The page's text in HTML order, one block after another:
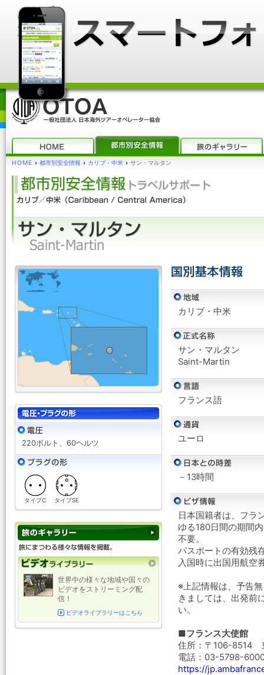
HOME › 都市別安全情報 › カリブ・中米 › サン・マルタン
カリブ・中米
サン・マルタン
Saint-Martin
フランス語
ユーロ
－13時間
日本国籍者は、フラ
ゆる180日間の期間
不要。
パスポートの有効残
入国時に出国用航空
※上記情報は、予告
きましては、出発前
い。
■フランス大使館
住所：〒106-8514
電話：03-5798-
https://
220ボルト、60ヘルツ
タイプC タイプSE
世界中の様々な地域や国々の
ビデオをストリーミング配
信！
ビデオライブラリーはこちら